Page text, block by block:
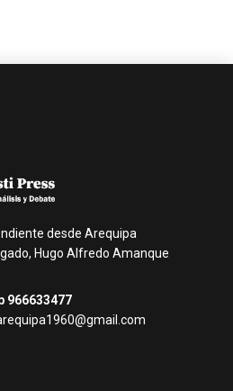
desde Arequipa
Hugo Alfredo Amanque
966633477